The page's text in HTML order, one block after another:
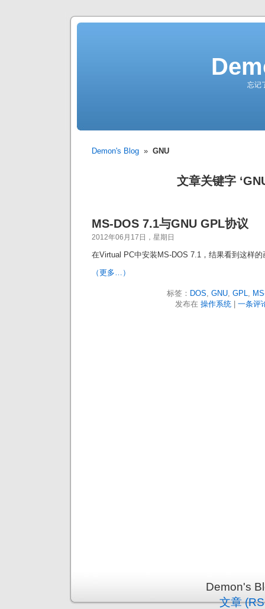
忘记
Demon's Blog » GNU
文章关键字
MS-DOS 7.1与GNU GPL协议
2012年06月17日，星期日
在Virtual PC中安装MS-DOS 7.1，结果看到这样的
（更多…）
标签： DOS, GNU, GPL,
发布在 操作系统| 一条评
Demon's
文章